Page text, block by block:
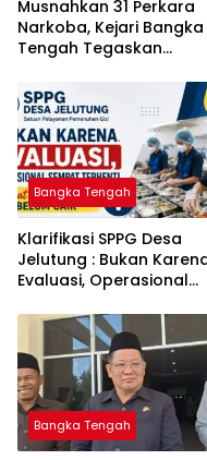
Musnahkan 31 Perkara
Narkoba, Kejari Bangka
Tengah Tegaskan
Kejahatan Hingga
Bangka Tengah
‎Klarifikasi SPPG Desa
Jelutung : Bukan
Evaluasi, Operasional
Dana Banper Belum Cair
Bangka Tengah